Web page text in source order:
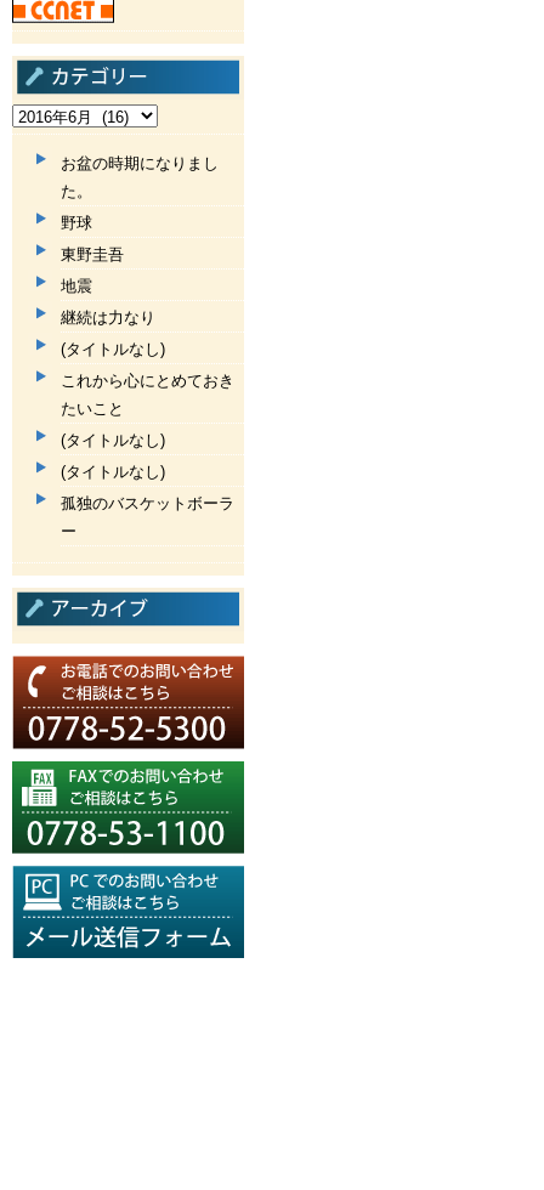
お盆の時期になりまし
た。
野球
東野圭吾
地震
継続は力なり
(タイトルなし)
これから心にとめておき
たいこと
(タイトルなし)
(タイトルなし)
孤独のバスケットボーラ
ー